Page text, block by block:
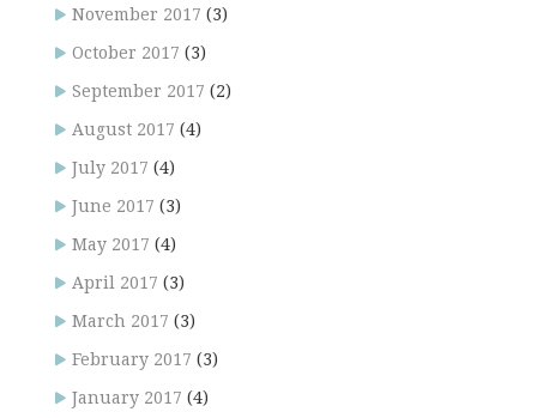
November 2017 (3)
October 2017 (3)
September 2017 (2)
August 2017 (4)
July 2017 (4)
June 2017 (3)
May 2017 (4)
April 2017 (3)
March 2017 (3)
February 2017 (3)
January 2017 (4)